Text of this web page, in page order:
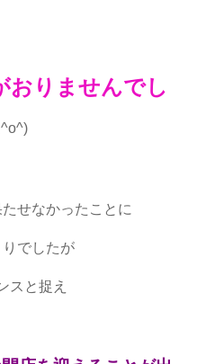
おりませんでし
^o^)
せなかったことに
でしたが
スと捉え